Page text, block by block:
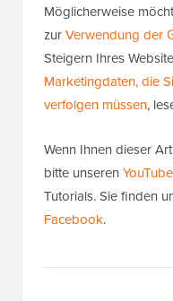
Möglicherweise
zurVerwendung der
Steigern Ihres
Marketingdaten, die
verfolgen müssen,
Wenn Ihnen dieser
bitte unseren
Tutorials. Sie finden
Facebook.